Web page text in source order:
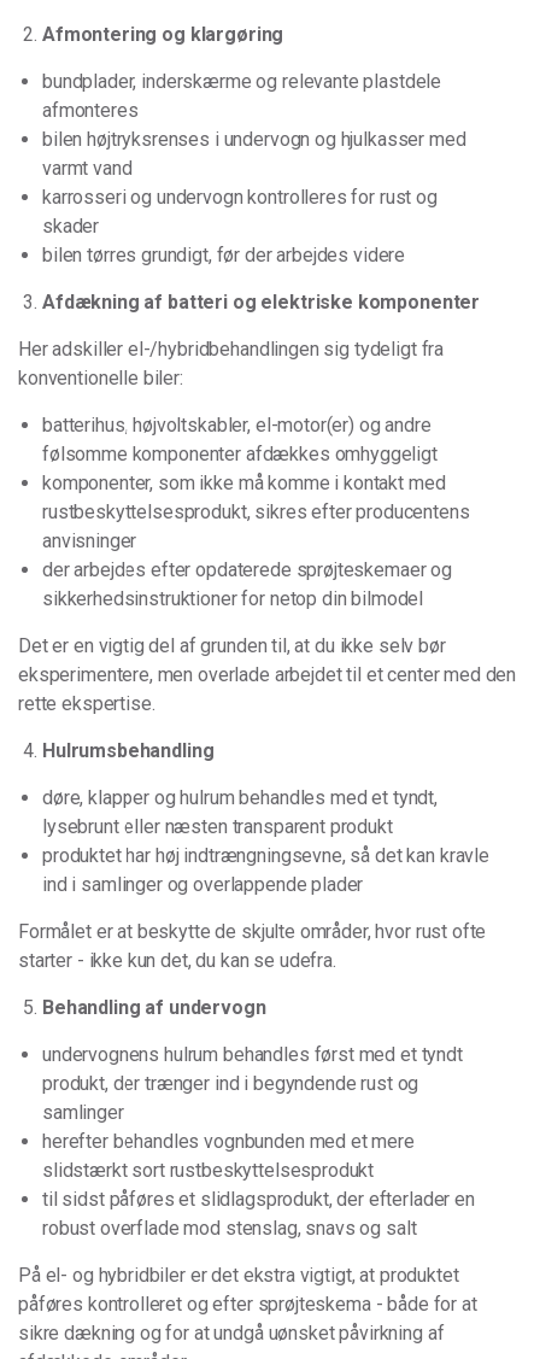
Afmontering og klargøring
bundplader, inderskærme og relevante plastdele
afmonteres
bilen højtryksrenses i undervogn og hjulkasser med
varmt vand
karrosseri og undervogn kontrolleres for rust og
skader
bilen tørres grundigt, før der arbejdes videre
Afdækning af batteri og elektriske komponenter
Her adskiller el-/hybridbehandlingen sig tydeligt fra
konventionelle biler:
batterihus, højvoltskabler, el-motor(er) og andre
følsomme komponenter afdækkes omhyggeligt
komponenter, som ikke må komme i kontakt med
rustbeskyttelsesprodukt, sikres efter producentens
anvisninger
der arbejdes efter opdaterede sprøjteskemaer og
sikkerhedsinstruktioner for netop din bilmodel
Det er en vigtig del af grunden til, at du ikke selv bør
eksperimentere, men overlade arbejdet til et center med den
rette ekspertise.
Hulrumsbehandling
døre, klapper og hulrum behandles med et tyndt,
lysebrunt eller næsten transparent produkt
produktet har høj indtrængningsevne, så det kan kravle
ind i samlinger og overlappende plader
Formålet er at beskytte de skjulte områder, hvor rust ofte
starter - ikke kun det, du kan se udefra.
Behandling af undervogn
undervognens hulrum behandles først med et tyndt
produkt, der trænger ind i begyndende rust og
samlinger
herefter behandles vognbunden med et mere
slidstærkt sort rustbeskyttelsesprodukt
til sidst påføres et slidlagsprodukt, der efterlader en
robust overflade mod stenslag, snavs og salt
På el- og hybridbiler er det ekstra vigtigt, at produktet
påføres kontrolleret og efter sprøjteskema - både for at
sikre dækning og for at undgå uønsket påvirkning af